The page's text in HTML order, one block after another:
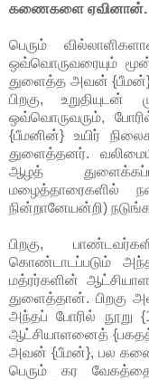
கணைகளை ஏவினான்.
பெரும்
ஒவ்வொருவரையும்
துளைத்த அவன் {பீமன்},
பிறகு,
ஒவ்வொருவரும்,
{பீமனின்} உயிர்
துளைத்தனர்.
ஆழத்
மழைத்தாரைகளில்
நின்றானேயன்றி)
பிறகு,
கொண்டாடப்படும்
மத்ரர்களின்
துளைத்தான். பிறகு
அந்தப் போரில் நூறு
ஆட்சியாளனைத்
அவன் {பீமன்}, பல
பெரும் கர